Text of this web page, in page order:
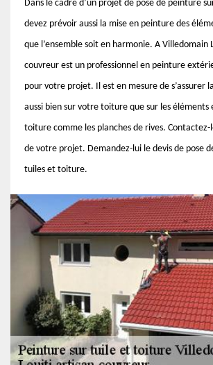
Dans le cadre d’un projet de pose de peinture
devez prévoir aussi la mise en peinture des
que l’ensemble soit en harmonie. A Villedomain
couvreur est un professionnel en peinture
pour votre projet. Il est en mesure de s’assurer
aussi bien sur votre toiture que sur les éléments
toiture comme les planches de rives.
de votre projet. Demandez-lui le devis de pose
tuiles et toiture.